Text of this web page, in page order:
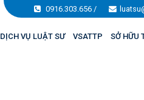
0916.303.656 /
DỊCH VỤ LUẬT SƯ VSATTP SỞ HỮU